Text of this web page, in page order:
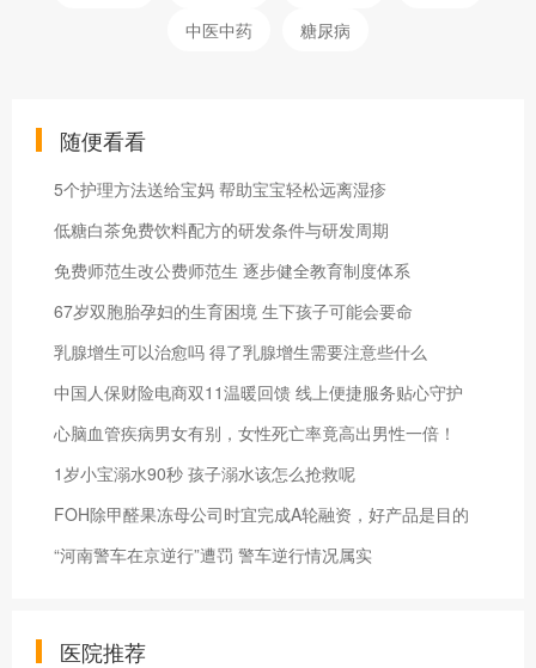
中医中药
糖尿病
随便看看
5个护理方法送给宝妈 帮助宝宝轻松远离湿疹
低糖白茶免费饮料配方的研发条件与研发周期
免费师范生改公费师范生 逐步健全教育制度体系
67岁双胞胎孕妇的生育困境 生下孩子可能会要命
乳腺增生可以治愈吗 得了乳腺增生需要注意些什么
中国人保财险电商双11温暖回馈 线上便捷服务贴心守护
心脑血管疾病男女有别，女性死亡率竟高出男性一倍！
1岁小宝溺水90秒 孩子溺水该怎么抢救呢
FOH除甲醛果冻母公司时宜完成A轮融资，好产品是目的
“河南警车在京逆行”遭罚 警车逆行情况属实
医院推荐